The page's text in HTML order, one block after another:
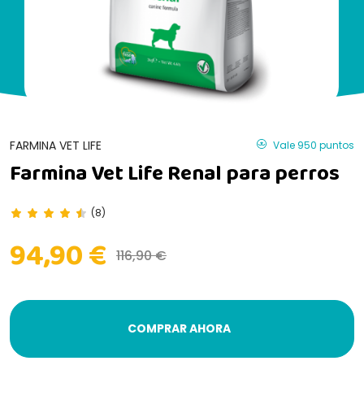
FARMINA VET LIFE Vale 950 puntos
Farmina Vet Life Renal para perros
(8)
94,90 € 116,90 €
COMPRAR AHORA